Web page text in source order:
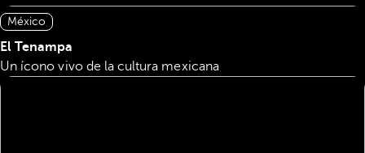
México
El Tenampa
Un ícono vivo de la cultura mexicana